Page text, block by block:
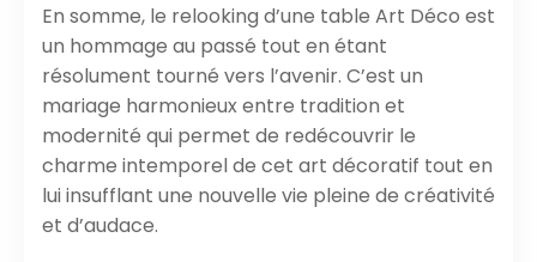
En somme, le relooking d’une table Art Déco est
un hommage au passé tout en étant
résolument tourné vers l’avenir. C’est un
mariage harmonieux entre tradition et
modernité qui permet de redécouvrir le
charme intemporel de cet art décoratif tout en
lui insufflant une nouvelle vie pleine de créativité
et d’audace.